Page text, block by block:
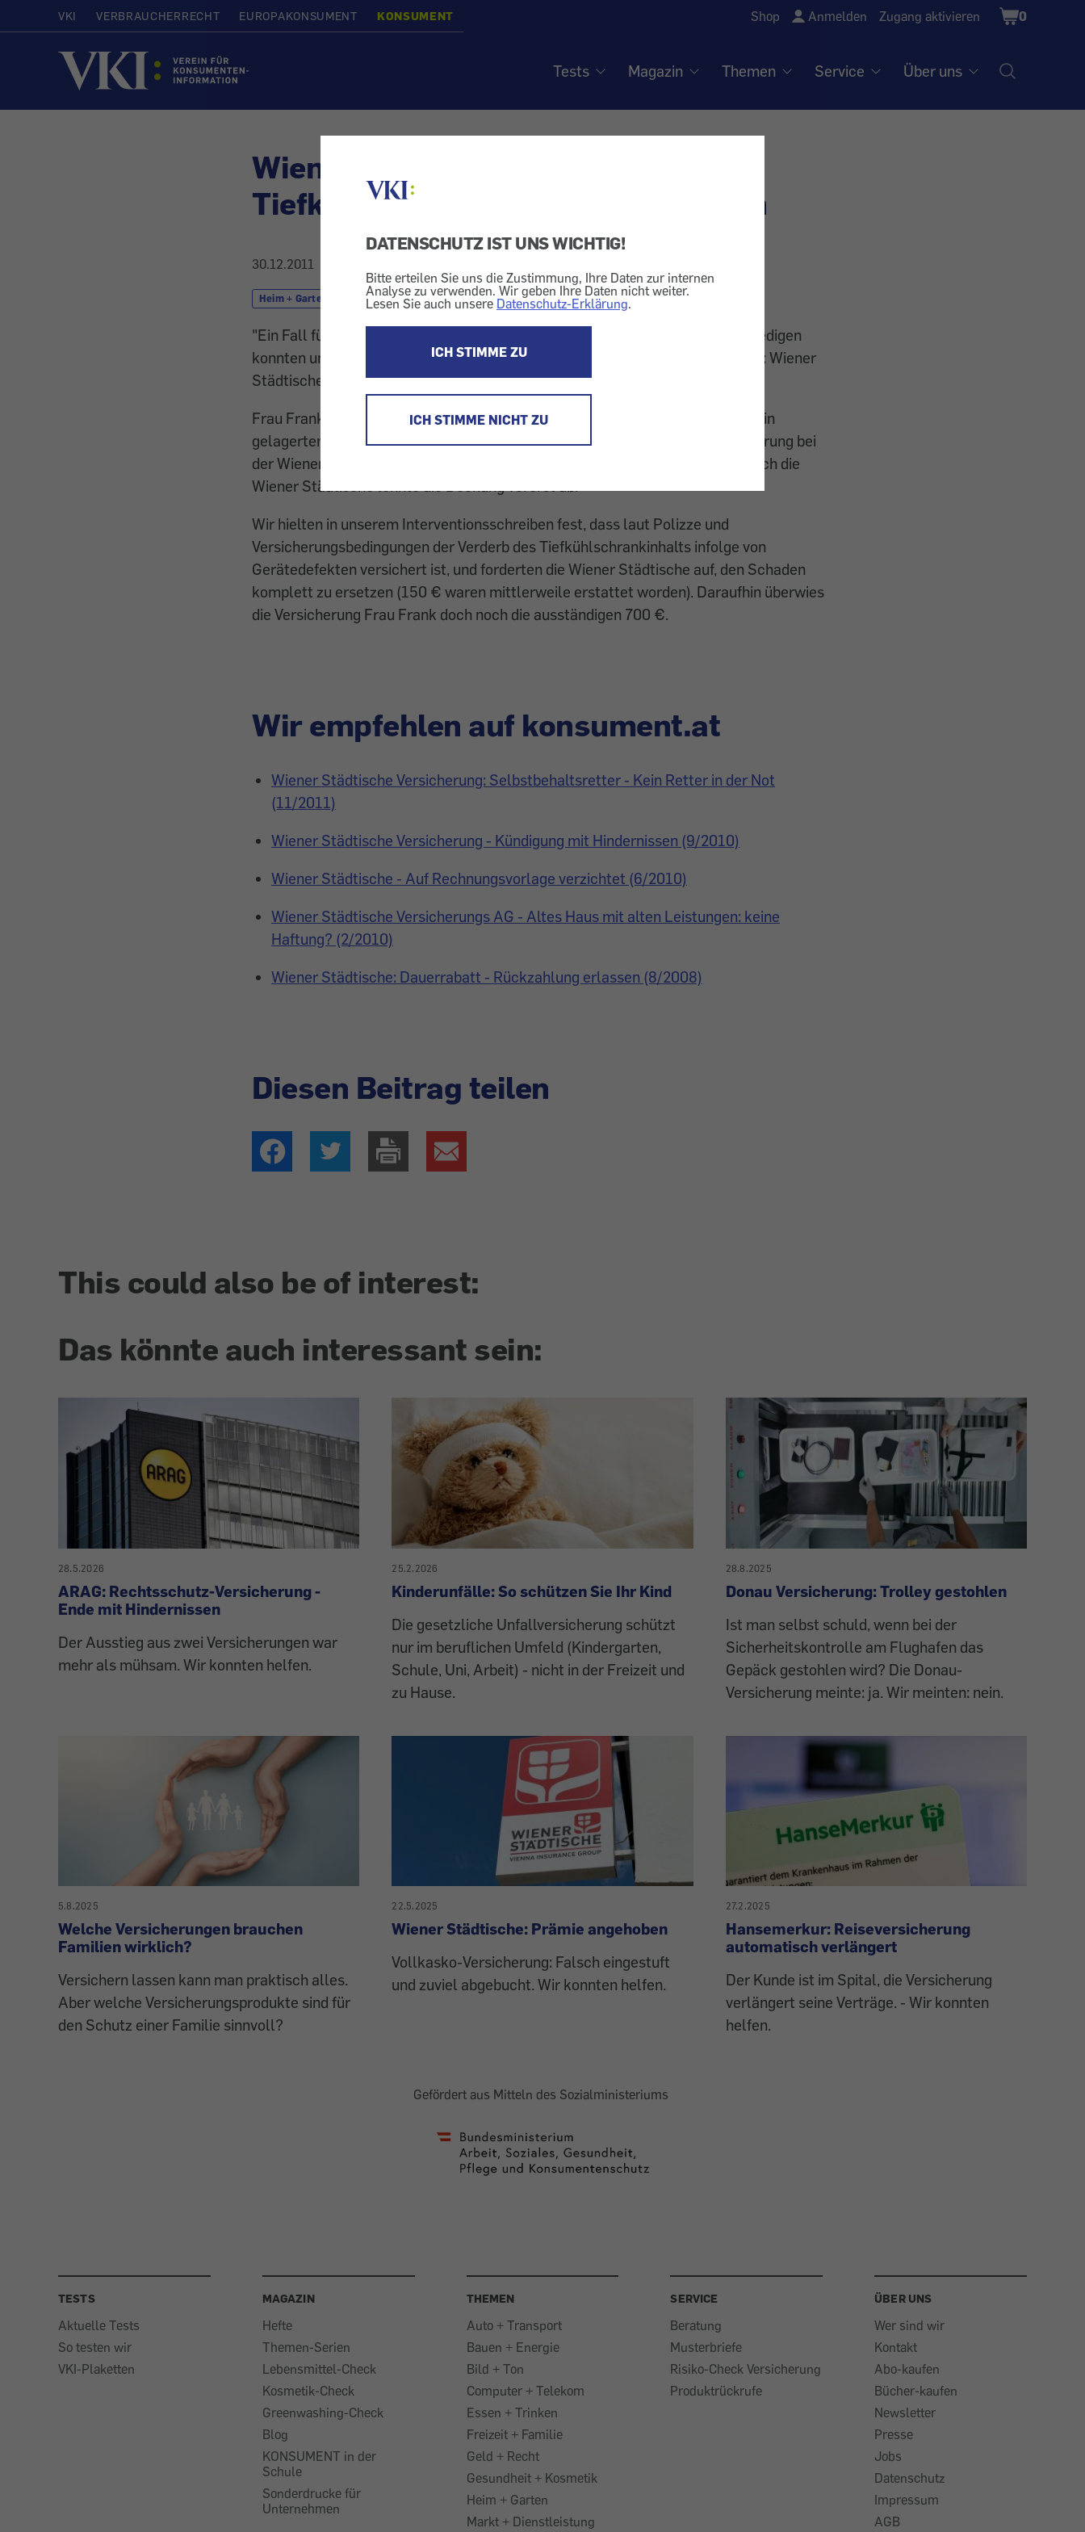
DATENSCHUTZ IST UNS WICHTIG!
Bitte erteilen Sie uns die Zustimmung, Ihre Daten zur internen
Analyse zu verwenden. Wir geben Ihre Daten nicht weiter.
Lesen Sie auch unsere Datenschutz-Erklärung.
ICH STIMME ZU
ICH STIMME NICHT ZU
VKI VERBRAUCHERRECHT EUROPAKONSUMENT KONSUMENT Shop Anmelden Zugang aktivieren
Shopping
Cart
0
Startseite
Tests Magazin Themen Service Über uns
Wiener Städtische Versicherung -
Tiefkühlschaden doch übernommen
30.12.2011
Heim + Garten Gefrierschrank Geld + Recht Versicherung
"Ein Fall für Konsument": Aus unserer Beratung - Fälle, die wir erfolgreich erledigen
konnten und solche, an denen wir uns die Zähne ausgebissen haben. - Diesmal: Wiener
Städtische Versicherung übernahm den Schaden am Tiefkühlgut doch noch.
Frau Franks Tiefkühlschrank wurde während ihres Kurzurlaubs defekt, die darin
gelagerten Lebensmittel verdarben. Frau Frank hatte eine Eigenheimversicherung bei
der Wiener Städtischen. Sie meldete den Schaden am Tiefkühlgut (850 €), doch die
Wiener Städtische lehnte die Deckung vorerst ab.
Wir hielten in unserem Interventionsschreiben fest, dass laut Polizze und
Versicherungsbedingungen der Verderb des Tiefkühlschrankinhalts infolge von
Gerätedefekten versichert ist, und forderten die Wiener Städtische auf, den Schaden
komplett zu ersetzen (150 € waren mittlerweile erstattet worden). Daraufhin überwies
die Versicherung Frau Frank doch noch die ausständigen 700 €.
Wir empfehlen auf konsument.at
Wiener Städtische Versicherung: Selbstbehaltsretter - Kein Retter in der Not
(11/2011)
Wiener Städtische Versicherung - Kündigung mit Hindernissen (9/2010)
Wiener Städtische - Auf Rechnungsvorlage verzichtet (6/2010)
Wiener Städtische Versicherungs AG - Altes Haus mit alten Leistungen: keine
Haftung? (2/2010)
Wiener Städtische: Dauerrabatt - Rückzahlung erlassen (8/2008)
Diesen Beitrag teilen
This could also be of interest:
Das könnte auch interessant sein:
28.5.2026
ARAG: Rechtsschutz-Versicherung -
Ende mit Hindernissen
Der Ausstieg aus zwei Versicherungen war
mehr als mühsam. Wir konnten helfen.
25.2.2026
Kinderunfälle: So schützen Sie Ihr Kind
Die gesetzliche Unfallversicherung schützt
nur im beruflichen Umfeld (Kindergarten,
Schule, Uni, Arbeit) - nicht in der Freizeit und
zu Hause.
28.8.2025
Donau Versicherung: Trolley gestohlen
Ist man selbst schuld, wenn bei der
Sicherheitskontrolle am Flughafen das
Gepäck gestohlen wird? Die Donau-
Versicherung meinte: ja. Wir meinten: nein.
5.8.2025
Welche Versicherungen brauchen
Familien wirklich?
Versichern lassen kann man praktisch alles.
Aber welche Versicherungsprodukte sind für
den Schutz einer Familie sinnvoll?
22.5.2025
Wiener Städtische: Prämie angehoben
Vollkasko-Versicherung: Falsch eingestuft
und zuviel abgebucht. Wir konnten helfen.
27.2.2025
Hansemerkur: Reiseversicherung
automatisch verlängert
Der Kunde ist im Spital, die Versicherung
verlängert seine Verträge. - Wir konnten
helfen.
Gefördert aus Mitteln des Sozialministeriums
TESTS
Aktuelle Tests
So testen wir
VKI-Plaketten
MAGAZIN
Hefte
Themen-Serien
Lebensmittel-Check
Kosmetik-Check
Greenwashing-Check
Blog
KONSUMENT in der
Schule
Sonderdrucke für
Unternehmen
THEMEN
Auto + Transport
Bauen + Energie
Bild + Ton
Computer + Telekom
Essen + Trinken
Freizeit + Familie
Geld + Recht
Gesundheit + Kosmetik
Heim + Garten
Markt + Dienstleistung
SERVICE
Beratung
Musterbriefe
Risiko-Check Versicherung
Produktrückrufe
ÜBER UNS
Wer sind wir
Kontakt
Abo-kaufen
Bücher-kaufen
Newsletter
Presse
Jobs
Datenschutz
Impressum
AGB